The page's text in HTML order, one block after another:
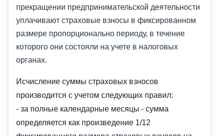
прекращении предпринимательской деятельности
уплачивают страховые взносы в фиксированном
размере пропорционально периоду, в течение
которого они состояли на учете в налоговых
органах.
Исчисление суммы страховых взносов
производится с учетом следующих правил:
- за полные календарные месяцы - сумма
определяется как произведение 1/12